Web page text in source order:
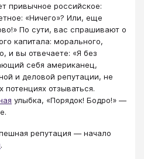
привычное российское:
«Ничего»? Или, еще
По сути, вас спрашивают о
капитала: морального,
и вы отвечаете: «Я без
себя американец,
и деловой репутации, не
потенциях отзываться.
улыбка, «Порядок! Бодро!» —
репутация — начало
.